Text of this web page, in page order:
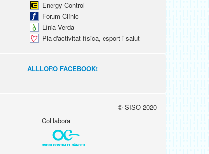
Energy Control
Forum Clínic
Línia Verda
Pla d'activitat física, esport i salut
ALLLORO FACEBOOK!
© SISO 2020
Col·labora